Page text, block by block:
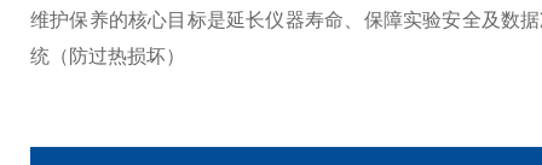
维护保养的核心目标是延长仪器寿命、保障实验安全及数
统（防过热损坏）